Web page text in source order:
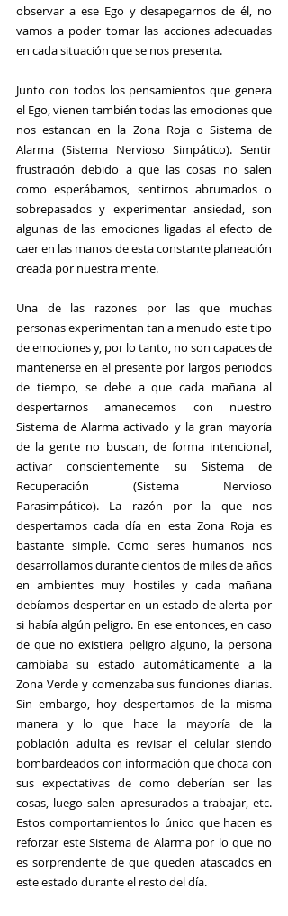
observar a ese Ego y desapegarnos de él, no
vamos a poder tomar las acciones adecuadas
en cada situación que se nos presenta.
Junto con todos los pensamientos que genera
el Ego, vienen también todas las emociones que
nos estancan en la Zona Roja o Sistema de
Alarma (Sistema Nervioso Simpático). Sentir
frustración debido a que las cosas no salen
como esperábamos, sentirnos abrumados o
sobrepasados y experimentar ansiedad, son
algunas de las emociones ligadas al efecto de
caer en las manos de esta constante planeación
creada por nuestra mente.
Una de las razones por las que muchas
personas experimentan tan a menudo este tipo
de emociones y, por lo tanto, no son capaces de
mantenerse en el presente por largos periodos
de tiempo, se debe a que cada mañana al
despertarnos amanecemos con nuestro
Sistema de Alarma activado y la gran mayoría
de la gente no buscan, de forma intencional,
activar conscientemente su Sistema de
Recuperación (Sistema Nervioso
Parasimpático). La razón por la que nos
despertamos cada día en esta Zona Roja es
bastante simple. Como seres humanos nos
desarrollamos durante cientos de miles de años
en ambientes muy hostiles y cada mañana
debíamos despertar en un estado de alerta por
si había algún peligro. En ese entonces, en caso
de que no existiera peligro alguno, la persona
cambiaba su estado automáticamente a la
Zona Verde y comenzaba sus funciones diarias.
Sin embargo, hoy despertamos de la misma
manera y lo que hace la mayoría de la
población adulta es revisar el celular siendo
bombardeados con información que choca con
sus expectativas de como deberían ser las
cosas, luego salen apresurados a trabajar, etc.
Estos comportamientos lo único que hacen es
reforzar este Sistema de Alarma por lo que no
es sorprendente de que queden atascados en
este estado durante el resto del día.